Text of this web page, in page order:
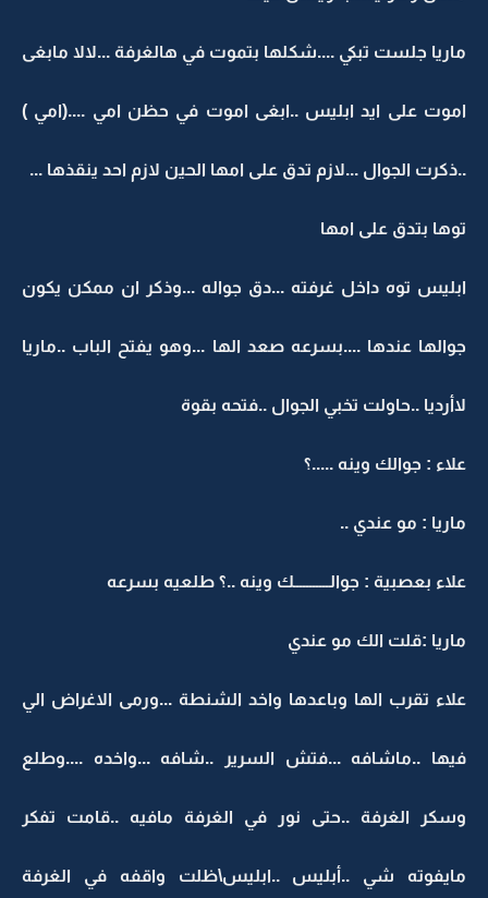
ماريا جلست تبكي ....شكلها بتموت في هالغرفة ...لالا مابغى
اموت على ايد ابليس ..ابغى اموت في حظن امي ....(امي )
..ذكرت الجوال ...لازم تدق على امها الحين لازم احد ينقذها ...
توها بتدق على امها
ابليس توه داخل غرفته ...دق جواله ...وذكر ان ممكن يكون
جوالها عندها ....بسرعه صعد الها ...وهو يفتح الباب ..ماريا
لاأرديا ..حاولت تخبي الجوال ..فتحه بقوة
علاء : جوالك وينه .....؟
ماريا : مو عندي ..
علاء بعصبية : جوالـــــــــــك وينه ..؟ طلعيه بسرعه
ماريا :قلت الك مو عندي
علاء تقرب الها وباعدها واخد الشنطة ...ورمى الاغراض الي
فيها ..ماشافه ...فتش السرير ..شافه ...واخده ....وطلع
وسكر الغرفة ..حتى نور في الغرفة مافيه ..قامت تفكر
مايفوته شي ..أبليس ..ابليس\ظلت واقفه في الغرفة